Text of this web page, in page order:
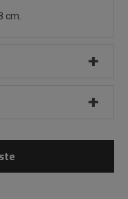
cm.